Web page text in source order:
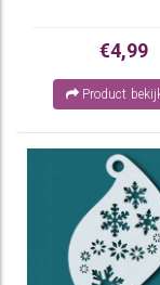
€4,99
Product